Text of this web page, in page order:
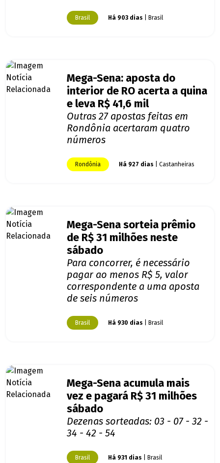
Brasil Há 903 dias | Brasil
Mega-Sena: aposta do
interior de RO acerta a quina
e leva R$ 41,6 mil
Outras 27 apostas feitas em
Rondônia acertaram quatro
números
Rondônia Há 927 dias | Castanheiras
Mega-Sena sorteia prêmio
de R$ 31 milhões neste
sábado
Para concorrer, é necessário
pagar ao menos R$ 5, valor
correspondente a uma aposta
de seis números
Brasil Há 930 dias | Brasil
Mega-Sena acumula mais
vez e pagará R$ 31 milhões
sábado
Dezenas sorteadas: 03 - 07 - 32 -
34 - 42 - 54
Brasil Há 931 dias | Brasil